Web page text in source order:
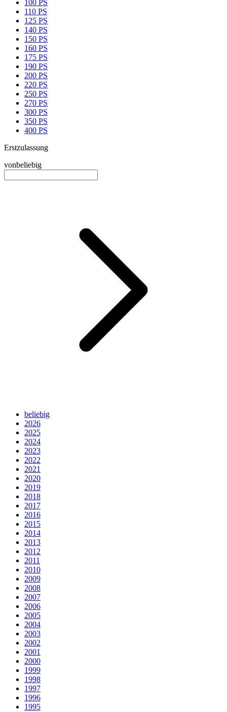
100 PS
110 PS
125 PS
140 PS
150 PS
160 PS
175 PS
190 PS
200 PS
220 PS
250 PS
270 PS
300 PS
350 PS
400 PS
Erstzulassung
vonbeliebig
beliebig
2026
2025
2024
2023
2022
2021
2020
2019
2018
2017
2016
2015
2014
2013
2012
2011
2010
2009
2008
2007
2006
2005
2004
2003
2002
2001
2000
1999
1998
1997
1996
1995